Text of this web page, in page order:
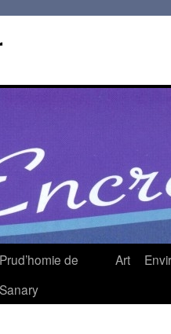
Prud’homie de
Sanary
Art